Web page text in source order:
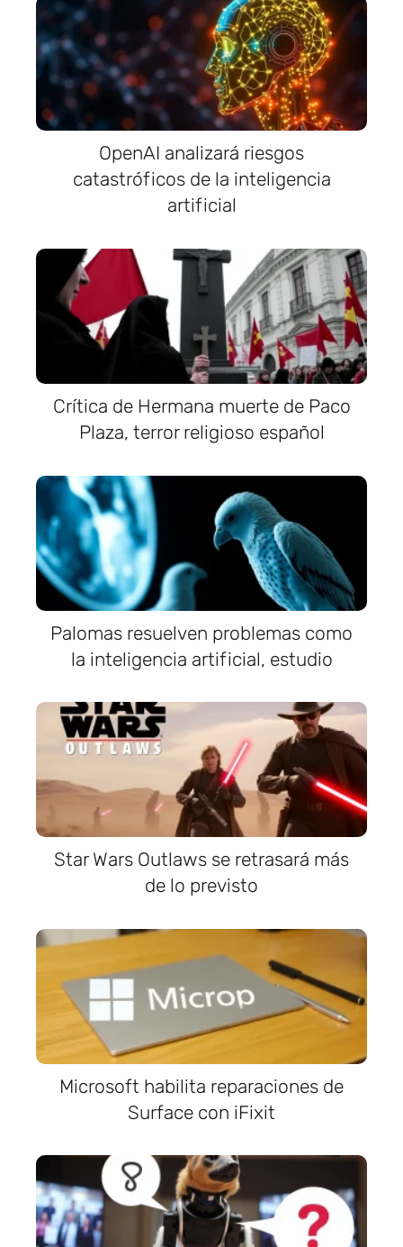
OpenAI analizará riesgos
catastróficos de la inteligencia
artificial
Crítica de Hermana muerte de Paco
Plaza, terror religioso español
Palomas resuelven problemas como
la inteligencia artificial, estudio
Star Wars Outlaws se retrasará más
de lo previsto
Microsoft habilita reparaciones de
Surface con iFixit